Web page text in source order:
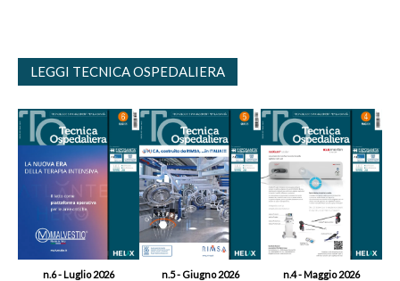
LEGGI TECNICA OSPEDALIERA
n.6 - Luglio 2026 n.5 - Giugno 2026 n.4 - Maggio 2026